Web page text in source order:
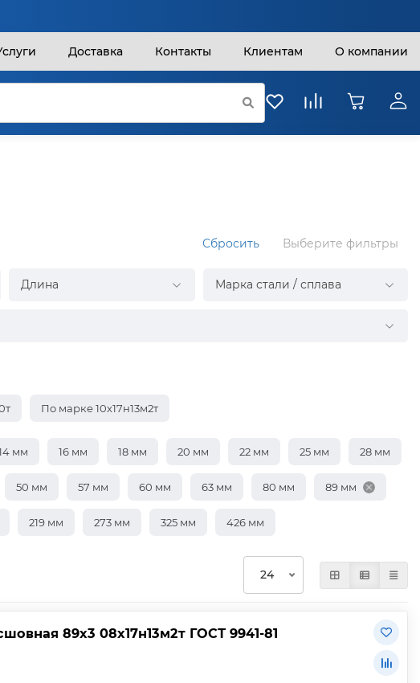
Доставка Контакты Клиентам О компании
Сбросить Выберите фильтры
Длина Марка стали / сплава
По марке 10х17н13м2т
мм 16 мм 18 мм 20 мм 22 мм 25 мм 28 мм
50 мм 57 мм 60 мм 63 мм 80 мм 89 мм
219 мм 273 мм 325 мм 426 мм
89х3 08х17н13м2т ГОСТ 9941-81